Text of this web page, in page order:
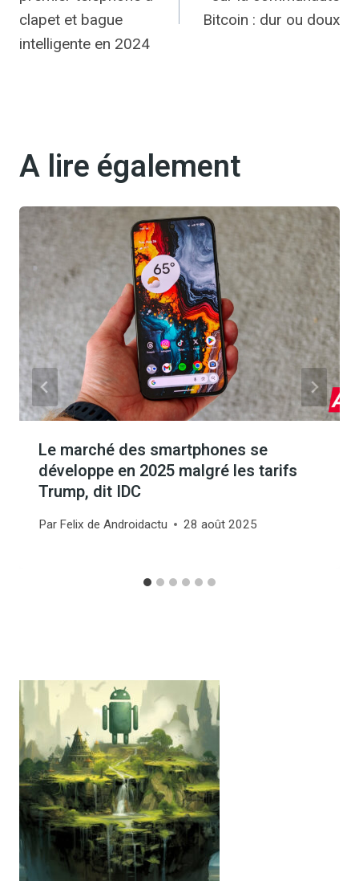
l’article
clapet et bague
intelligente en 2024
Bitcoin : dur ou doux
A lire également
Le marché des smartphones se
développe en 2025 malgré les tarifs
Trump, dit IDC
Par Felix de Androidactu 28 août 2025